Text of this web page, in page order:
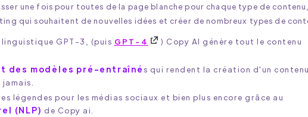
une fois pour toutes de la page blanche pour chaque type de contenu,
qui souhaitent de nouvelles idées et créer de nombreux types de
GPT-3, (puis GPT-4
) Copy AI génère tout le contenu
des modèles pré-entraînés qui rendent la création d'un
légendes pour les médias sociaux et bien plus encore grâce au
(NLP)de Copy ai.